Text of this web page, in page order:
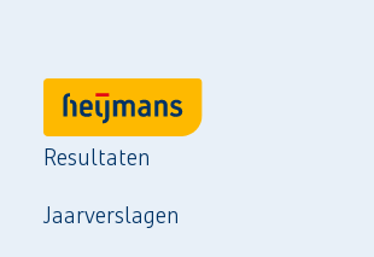
Resultaten
Jaarverslagen